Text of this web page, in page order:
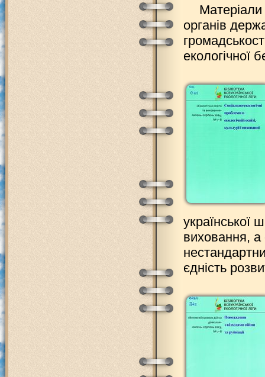
Матеріали
органів
екологічної
української
виховання, а
єдність